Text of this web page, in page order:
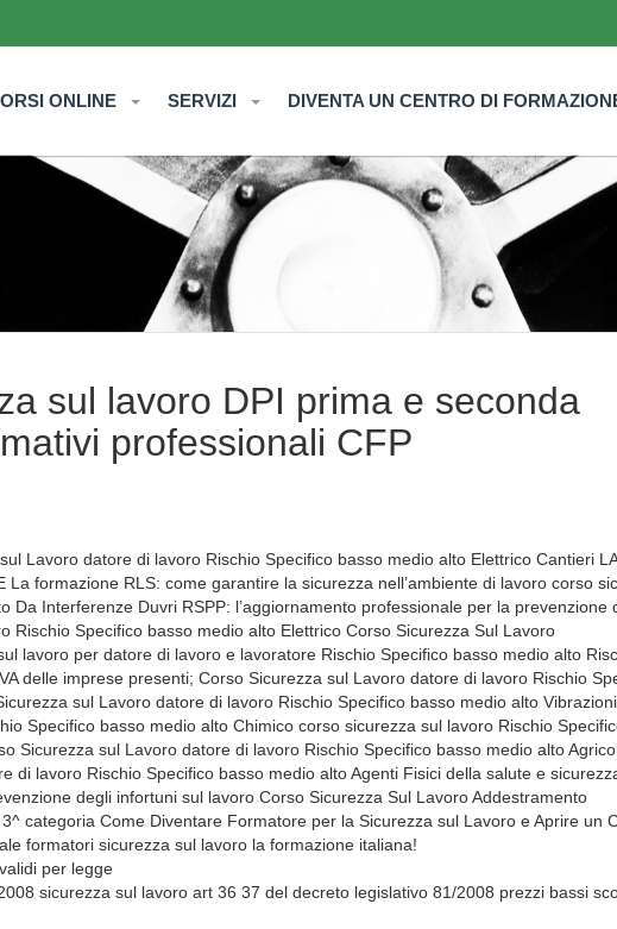
ONLINE SERVIZI DIVENTA UN CENTRO DI
sul lavoro DPI prima e seconda
professionali CFP
Lavoro datore di lavoro Rischio Specifico basso medio alto Elettrico Cantieri LA
La formazione RLS: come garantire la sicurezza nell’ambiente di lavoro corso
Da Interferenze Duvri RSPP: l’aggiornamento professionale per la prevenzione
Rischio Specifico basso medio alto Elettrico Corso Sicurezza Sul Lavoro
lavoro per datore di lavoro e lavoratore Rischio Specifico basso medio alto
delle imprese presenti; Corso Sicurezza sul Lavoro datore di lavoro Rischio
sul Lavoro datore di lavoro Rischio Specifico basso medio alto Vibrazioni
Specifico basso medio alto Chimico corso sicurezza sul lavoro Rischio
Sicurezza sul Lavoro datore di lavoro Rischio Specifico basso medio alto
di lavoro Rischio Specifico basso medio alto Agenti Fisici della salute e
degli infortuni sul lavoro Corso Sicurezza Sul Lavoro Addestramento
categoria Come Diventare Formatore per la Sicurezza sul Lavoro e Aprire un
formatori sicurezza sul lavoro la formazione italiana!
per legge
sicurezza sul lavoro art 36 37 del decreto legislativo 81/2008 prezzi bassi